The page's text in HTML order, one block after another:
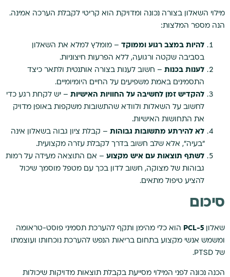
מילוי השאלון בצורה נכונה ומדויקת הוא קריטי לקבלת הערכה אמינה.
הנה מספר המלצות:
להיות במצב רגוע וממוקד – מומלץ למלא את השאלון
בסביבה שקטה ורגועה, ללא הפרעות חיצוניות.
לענות בכנות – חשוב לענות בצורה אותנטית ולתאר כיצד
התסמינים באמת משפיעים על החיים היומיומיים.
להקדיש זמן לחשיבה על החוויות האישיות – יש לקחת רגע כדי
לחשוב על השאלות ולוודא שהתשובות משקפות באופן מדויק
את התחושות האישיות.
לא להירתע מתשובות גבוהות – קבלת ציון גבוה בשאלון אינה
"בעיה", אלא שלב חשוב בדרך לקבלת עזרה מקצועית.
לשתף תוצאות עם איש מקצוע – אם התוצאה מעידה על רמות
גבוהות של מצוקה, חשוב לדון בכך עם מטפל מוסמך שיכול
להציע טיפול מתאים.
סיכום
שאלון PCL-5
הוא כלי מהימן ותקף להערכת תסמיני פוסט-טראומה
ומשמש אנשי מקצוע בתחום בריאות הנפש להערכת נוכחותו ועוצמתו
של PTSD.
הכנה נכונה לפני המילוי מסייעת בקבלת תוצאות מדויקות שיכולות